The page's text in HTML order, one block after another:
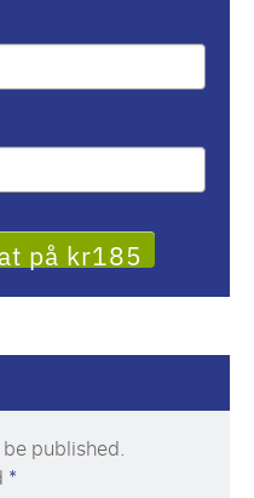
på kr185
published.
*